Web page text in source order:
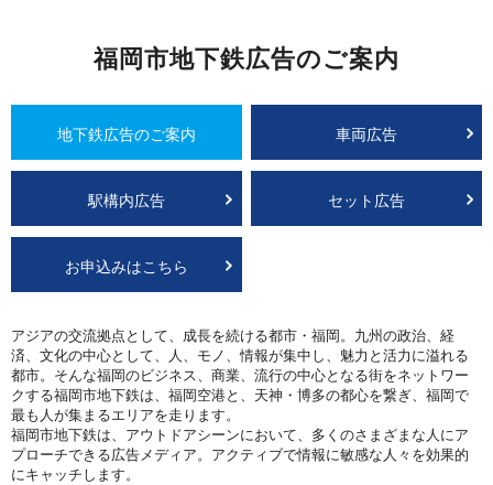
福岡市地下鉄広告のご案内
地下鉄広告のご案内 車両広告
駅構内広告 セット広告
お申込みはこちら
アジアの交流拠点として、成長を続ける都市・福岡。九州の政治、経
済、文化の中心として、人、モノ、情報が集中し、魅力と活力に溢れる
都市。そんな福岡のビジネス、商業、流行の中心となる街をネットワー
クする福岡市地下鉄は、福岡空港と、天神・博多の都心を繋ぎ、福岡で
最も人が集まるエリアを走ります。
福岡市地下鉄は、アウトドアシーンにおいて、多くのさまざまな人にア
プローチできる広告メディア。アクティブで情報に敏感な人々を効果的
にキャッチします。